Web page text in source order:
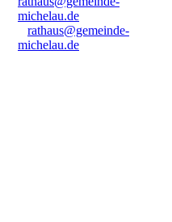
rathaus@gemeinde-
michelau.de